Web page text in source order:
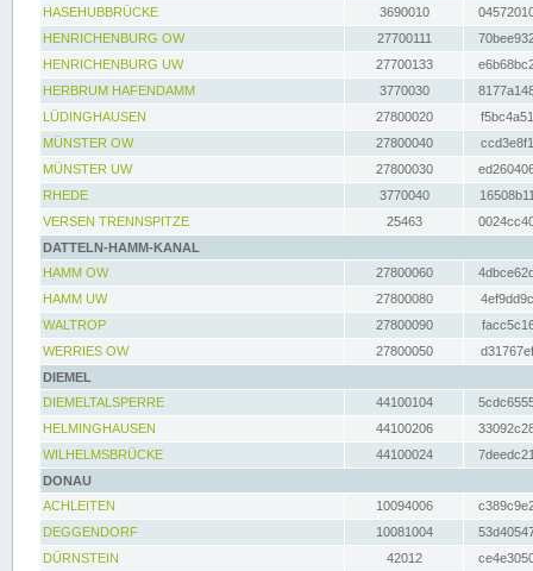
HASEHUBBRÜCKE
3690010
HENRICHENBURG OW
27700111
HENRICHENBURG UW
27700133
HERBRUM HAFENDAMM
3770030
LÜDINGHAUSEN
27800020
MÜNSTER OW
27800040
MÜNSTER UW
27800030
RHEDE
3770040
VERSEN TRENNSPITZE
25463
DATTELN-HAMM-KANAL
HAMM OW
27800060
HAMM UW
27800080
WALTROP
27800090
WERRIES OW
27800050
DIEMEL
DIEMELTALSPERRE
44100104
HELMINGHAUSEN
44100206
WILHELMSBRÜCKE
44100024
DONAU
ACHLEITEN
10094006
DEGGENDORF
10081004
DÜRNSTEIN
42012